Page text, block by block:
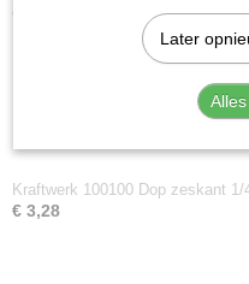
Ook interessant
Kraftwerk 100100 Dop zeskant 1/
€ 3,28
Later